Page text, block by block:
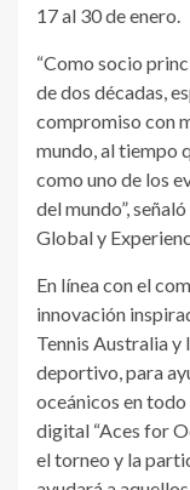
17 al 30 de enero.
“Como socio
de dos décadas,
compromiso con
mundo, al tiempo
como uno de los
del mundo”,
Global y
En línea con el
innovación
Tennis Australia y
deportivo, para
oceánicos en todo
digital “Aces for
el torneo y la